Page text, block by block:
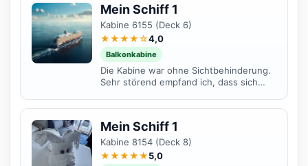
Mein Schiff 1
Kabine 6155 (Deck 6)
★★★★☆4,0
Balkonkabine
Die Kabine war ohne Sichtbehinderung.
Sehr störend empfand ich, dass sich
befand und somit...
Mein Schiff 1
Kabine 8154 (Deck 8)
★★★★★5,0